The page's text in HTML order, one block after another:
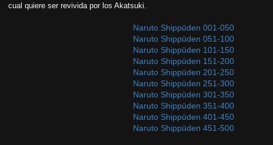
cual quiere ser revivida por los Akatsuki.
Naruto Shippūden 001-050
Naruto Shippūden 051-100
Naruto Shippūden 101-150
Naruto Shippūden 151-200
Naruto Shippūden 201-250
Naruto Shippūden 251-300
Naruto Shippūden 301-350
Naruto Shippūden 351-400
Naruto Shippūden 401-450
Naruto Shippūden 451-500